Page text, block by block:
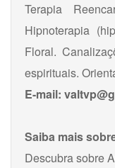
Terapia
Hipnoterapia
Floral.
espirituais.
E-mail:
Saiba mais
Descubra sobre